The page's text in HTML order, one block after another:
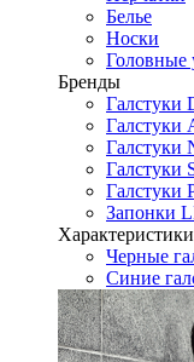
Белье
Носки
Головные
Бренды
Галстуки
Галстуки
Галстуки
Галстуки
Галстуки
Запонки
Характеристики
Черные
Синие